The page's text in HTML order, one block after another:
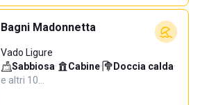
Bagni Madonnetta
Vado Ligure
Sabbiosa· Cabine· Doccia calda·
e altri 10…